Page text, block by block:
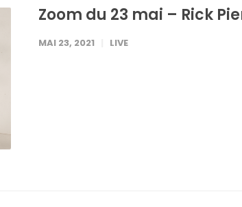
Zoom du 23 mai – Rick
MAI 23, 2021 LIVE